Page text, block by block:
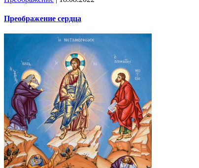
Преображение сердца